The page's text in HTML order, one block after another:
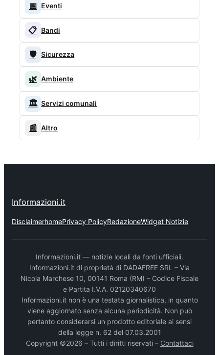
📅 Eventi
📋 Bandi
🛡️ Sicurezza
🌿 Ambiente
🏛️ Servizi comunali
📰 Altro
Informazioni.it
DisclaimerhomePrivacy PolicyRedazioneWidget Notizie
Informazioni.it — notizie locali da fonti ufficiali.
Informazioni.it di proprietà di DADAFREE SRL – Via
Nicola Marchese 10, 00141 Roma (RM) – Codice Fiscale
e Partita I.V.A. 02120340670
Informazioni.it non è una testata giornalistica, in quanto
viene aggiornato senza alcuna periodicità. Non può
pertanto considerarsi un prodotto editoriale ai sensi
della legge n. 62 del 07.03.2001
Copyright ©2026 – Tutti i diritti riservati – Contattaci